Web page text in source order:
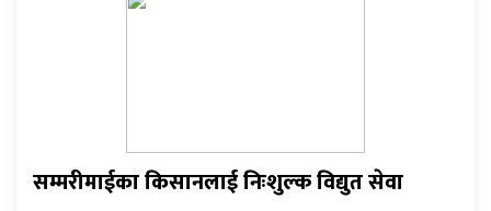
सम्मरीमाईका किसानलाई निःशुल्क विद्युत सेवा